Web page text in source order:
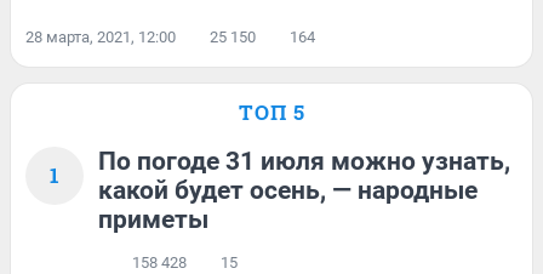
28 марта, 2021, 12:00 25 150 164
ТОП 5
1
По погоде 31 июля можно узнать,
какой будет осень, — народные
приметы
158 428 15